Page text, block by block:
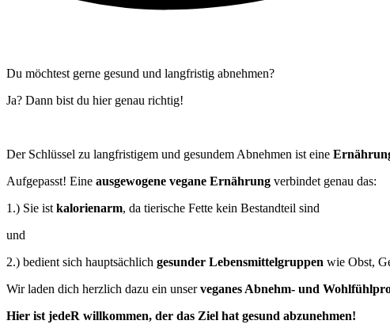
Du möchtest gerne gesund und langfristig abnehmen?
Ja? Dann bist du hier genau richtig!
Der Schlüssel zu langfristigem und gesundem Abnehmen ist eine
Aufgepasst! Eine ausgewogene vegane Ernährung verbindet genau das:
1.) Sie istkalorienarm, da tierische Fette kein Bestandteil sind
und
2.) bedient sich hauptsächlich gesunder Lebensmittelgruppen wie Obst,
Wir laden dich herzlich dazu ein unserveganes Abnehm- und
Hier ist jedeR willkommen, der das Ziel hat gesund abzunehmen!